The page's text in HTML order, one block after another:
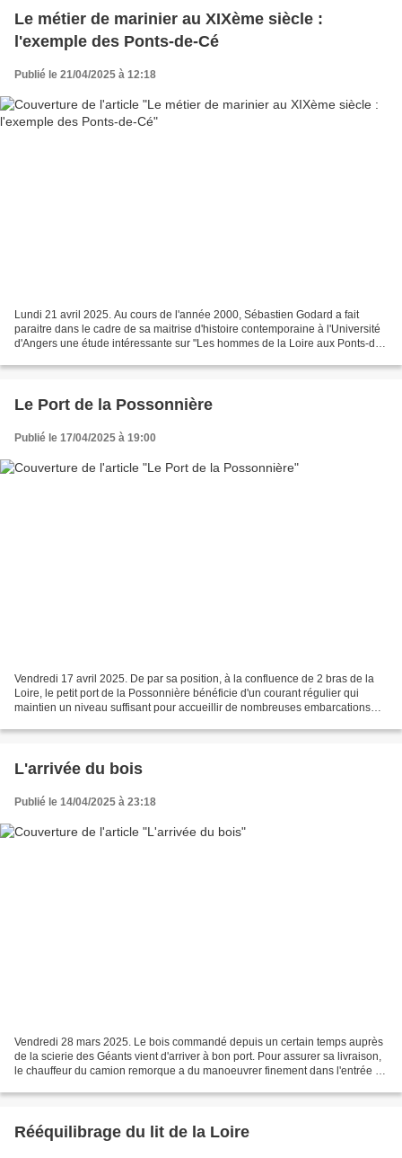
Le métier de marinier au XIXème siècle :
l'exemple des Ponts-de-Cé
Publié le 21/04/2025 à 12:18
Lundi 21 avril 2025. Au cours de l'année 2000, Sébastien Godard a fait
paraitre dans le cadre de sa maitrise d'histoire contemporaine à l'Université
d'Angers une étude intéressante sur "Les hommes de la Loire aux Ponts-de-
Le Port de la Possonnière
Publié le 17/04/2025 à 19:00
Vendredi 17 avril 2025. De par sa position, à la confluence de 2 bras de la
Loire, le petit port de la Possonnière bénéficie d'un courant régulier qui
maintien un niveau suffisant pour accueillir de nombreuses embarcations
L'arrivée du bois
Publié le 14/04/2025 à 23:18
Vendredi 28 mars 2025. Le bois commandé depuis un certain temps auprès
de la scierie des Géants vient d'arriver à bon port. Pour assurer sa livraison,
le chauffeur du camion remorque a du manoeuvrer finement dans l'entrée du
Rééquilibrage du lit de la Loire